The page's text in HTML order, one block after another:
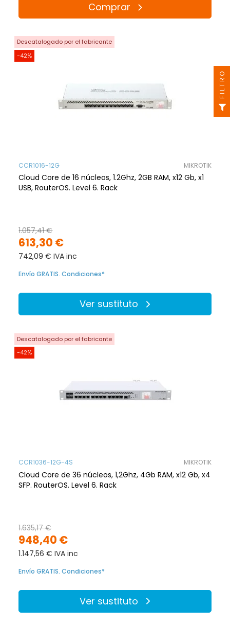
Comprar
Descatalogado por el fabricante
-42%
CCR1016-12G MIKROTIK
Cloud Core de 16 núcleos, 1.2Ghz, 2GB RAM, x12 Gb, x1
USB, RouterOS. Level 6. Rack
613,30 €
1.057,41 €
742,09 € IVA inc
Envío GRATIS. Condiciones*
Ver sustituto
Descatalogado por el fabricante
-42%
CCR1036-12G-4S MIKROTIK
Cloud Core de 36 núcleos, 1,2Ghz, 4Gb RAM, x12 Gb, x4
SFP. RouterOS. Level 6. Rack
948,40 €
1.635,17 €
1.147,56 € IVA inc
Envío GRATIS. Condiciones*
Ver sustituto
FILTRO